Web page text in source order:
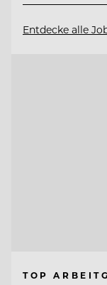
Entdecke alle
TOP